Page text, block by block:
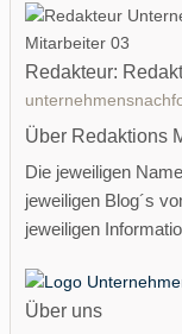
Redakteur:
Über Redaktions
Die jeweiligen
jeweiligen Blog´s
jeweiligen
Über uns